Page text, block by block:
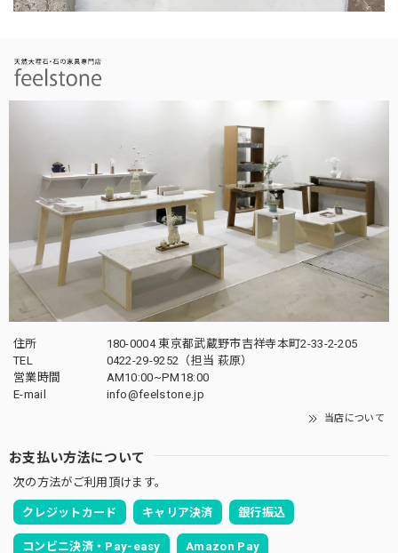
住所
180-0004 東京都武蔵野市吉祥寺本町2-33-2-205
TEL
0422-29-9252 （担当 萩原）
営業時間
AM10:00~PM18:00
E-mail
info@feelstone.jp
当店について
お支払い方法について
次の方法がご利用頂けます。
クレジットカード キャリア決済 銀行振込
コンビニ決済・Pay-easy Amazon Pay